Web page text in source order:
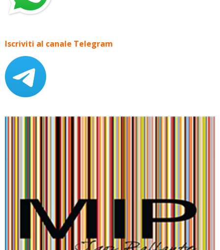
Iscriviti al canale Telegram